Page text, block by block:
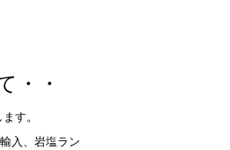
・・
す。
入、岩塩ラン